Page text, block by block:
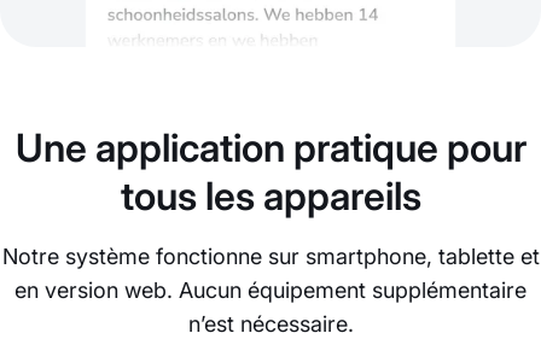
Une application pratique pour
tous les appareils
Notre système fonctionne sur smartphone, tablette et
en version web. Aucun équipement supplémentaire
n’est nécessaire.